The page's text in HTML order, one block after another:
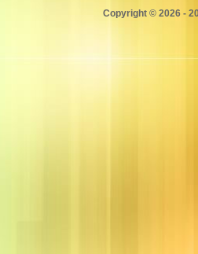
Copyright © 2026 -